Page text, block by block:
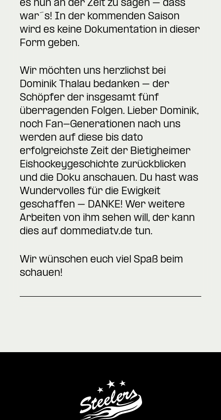
es nun an der Zeit zu sagen – dass
war´s! In der kommenden Saison
wird es keine Dokumentation in dieser
Form geben.
Wir möchten uns herzlichst bei
Dominik Thalau bedanken – der
Schöpfer der insgesamt fünf
überragenden Folgen. Lieber Dominik,
noch Fan-Generationen nach uns
werden auf diese bis dato
erfolgreichste Zeit der Bietigheimer
Eishockeygeschichte zurückblicken
und die Doku anschauen. Du hast was
Wundervolles für die Ewigkeit
geschaffen – DANKE! Wer weitere
Arbeiten von ihm sehen will, der kann
dies auf dommediatv.de tun.
Wir wünschen euch viel Spaß beim
schauen!